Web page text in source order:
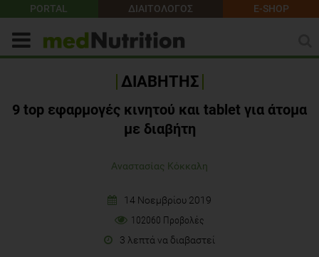
PORTAL ΔΙΑΙΤΟΛΟΓΟΣ E-SHOP
ΔΙΑΒΗΤΗΣ
9 top εφαρμογές κινητού και tablet για άτομα
με διαβήτη
Αναστασίας Κόκκαλη
14 Νοεμβρίου 2019
102060 Προβολές
3 λεπτά να διαβαστεί